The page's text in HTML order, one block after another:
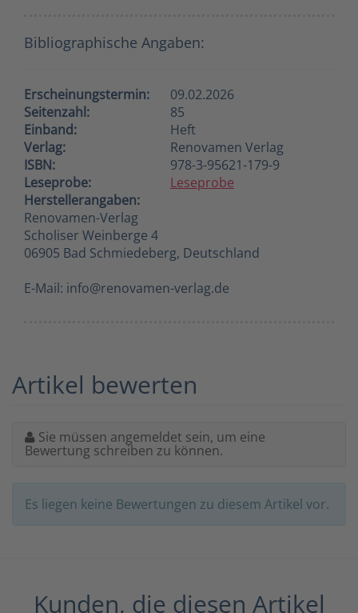
Bibliographische Angaben:
Erscheinungstermin:
09.02.2026
Seitenzahl:
85
Einband:
Heft
Verlag:
Renovamen Verlag
ISBN:
978-3-95621-179-9
Leseprobe:
Leseprobe
Herstellerangaben:
Renovamen-Verlag
Scholiser Weinberge 4
06905 Bad Schmiedeberg, Deutschland
E-Mail: info@renovamen-verlag.de
Artikel bewerten
Sie müssen angemeldet sein, um eine
Bewertung schreiben zu können.
Es liegen keine Bewertungen zu diesem Artikel vor.
Kunden, die diesen Artikel